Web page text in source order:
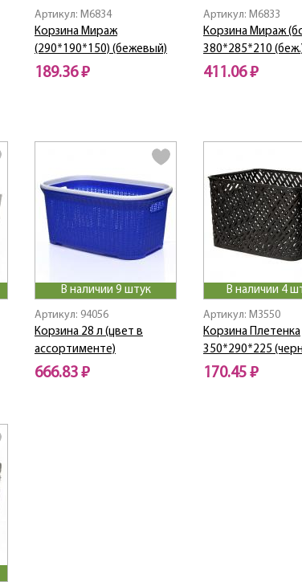
Артикул: M6834
Корзина Мираж
(290*190*150) (бежевый)
189.36 ₽
Артикул: M6833
Корзина Мираж
380*285*210
411.06 ₽
В наличии 9 штук
Артикул: 94056
Корзина 28 л (цвет в
ассортименте)
666.83 ₽
В наличии 4
Артикул: M3550
Корзина Плетенка
350*290*225
170.45 ₽